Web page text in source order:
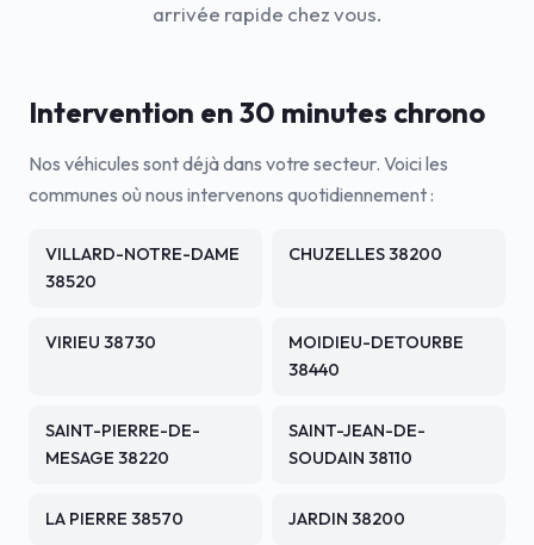
arrivée rapide chez vous.
Intervention en 30 minutes chrono
Nos véhicules sont déjà dans votre secteur. Voici les
communes où nous intervenons quotidiennement :
VILLARD-NOTRE-DAME
38520
CHUZELLES 38200
VIRIEU 38730
MOIDIEU-DETOURBE
38440
SAINT-PIERRE-DE-
MESAGE 38220
SAINT-JEAN-DE-
SOUDAIN 38110
LA PIERRE 38570 JARDIN 38200